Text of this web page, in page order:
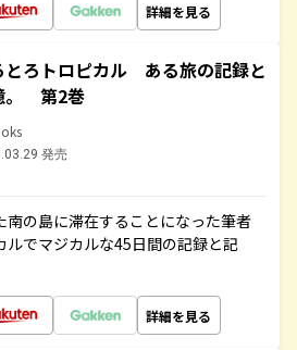
詳細を見る
とろトロピカル ある旅の記録と
。 第2巻
発売
南の島に滞在することになった筆者
ルでマジカルな45日間の記録と記
詳細を見る